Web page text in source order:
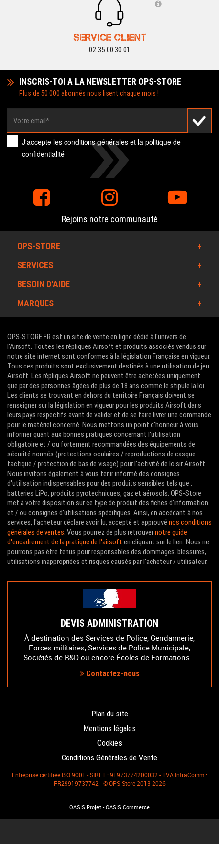
SERVICE CLIENT
02 35 00 30 01
INSCRIS-TOI A LA NEWSLETTER OPS-STORE
Plus de 50 000 abonnés nous lisent chaque mois !
J'accepte lesconditions générales et lapolitique de
confidentialité
Rejoins notre communauté
OPS-STORE
SERVICES
BESOIN D'AIDE
MARQUES
OPS-STORE.FR est un site de vente en ligne dédié à l'univers de
l'Airsoft. Toutes les répliques Airsoft et produits associés vendus sur
notre site internet sont conformes à la législation Française en vigueur.
Tous ces produits sont exclusivement destinés à une utilisation de jeu
Airsoft. Les répliques Airsoft ne peuvent être achetées uniquement
que par des personnes âgées de plus de 18 ans comme le stipule la loi.
Les clients se trouvant en dehors du territoire Français doivent se
renseigner sur la législation en vigueur pour les produits Airsoft dans
leurs pays respectifs avant de valider et de se faire livrer une commande
pour le matériel concerné. Nous mettons un point d'honneur à vous
informer quant aux bonnes pratiques concernant l'utilisation
obligatoire et / ou fortement recommandées des équipements de
sécurité normés (protections oculaires / reproductions de casque
tactique / protection de bas de visage) pour l'activité de loisir Airsoft.
Nous invitons également à vous tenir informé des consignes
d'utilisation indispensables pour des produits sensibles tels que :
batteries LiPo, produits pyrotechniques, gaz et aérosols. OPS-Store
met à votre disposition sur ce type de produit des fiches d'information
et / ou consignes d'utilisations spécifiques. Ainsi, en accédant à nos
services, l'acheteur déclare avoir lu, accepté et approuvé nos conditions
générales de ventes. Vous pourrez de plus retrouvernotre guide
d'encadrement de la pratique de l'airsoft en cliquant sur le lien. Nous ne
pourrons pas être tenus pour responsables des dommages, blessures,
utilisations inappropriées et risques causés par l'acheteur / utilisateur.
DEVIS ADMINISTRATION
À destination des Services de Police, Gendarmerie,
Forces militaires, Services de Police Municipale,
Sociétés de R&D ou encore Écoles de Formations...
Contactez-nous
Plan du site
Mentions légales
Cookies
Conditions Générales de Vente
Entreprise certifiée ISO 9001 - SIRET : 91973774200032 - TVA IntraComm :
FR29919737742 - © OPS Store 2013-2026
OASIS Projet - OASIS Commerce